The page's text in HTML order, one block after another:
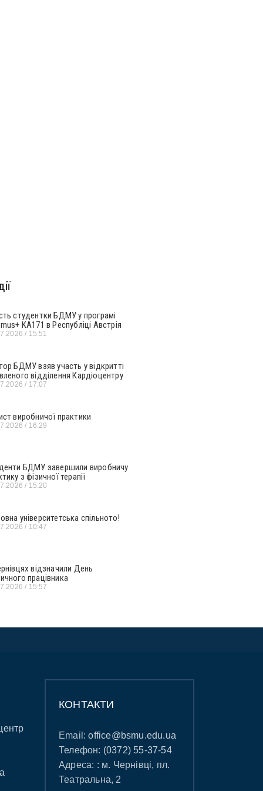
студентки БДМУ у програмі
KA171 в Республіці Австрія
15:51
БДМУ взяв участь у відкритті
відділення Кардіоцентру
17:07
виробничої практики
16:29
БДМУ завершили виробничу
з фізичної терапії
15:20
університетська спільното!
10:47
відзначили День
працівника
15:57
КОНТАКТИ
Email:office@bsmu.edu.ua
Телефон: (0372) 55-37-54
Адреса: : м. Чернівці, пл.
Театральна, 2